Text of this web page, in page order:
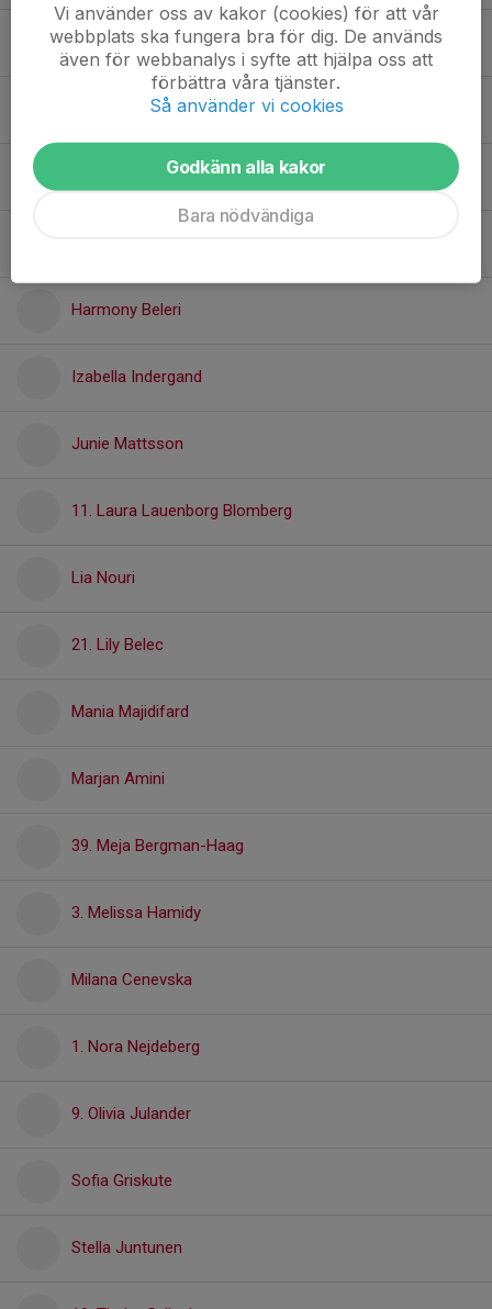
Emmeli Montgomery
Engla Johansen
29. Frida Lundgren
Harmony Beleri
Izabella Indergand
Junie Mattsson
11. Laura Lauenborg Blomberg
Lia Nouri
21. Lily Belec
Mania Majidifard
Marjan Amini
39. Meja Bergman-Haag
3. Melissa Hamidy
Milana Cenevska
1. Nora Nejdeberg
9. Olivia Julander
Sofia Griskute
Stella Juntunen
Vi använder oss av kakor (cookies) för att vår
webbplats ska fungera bra för dig. De används
även för webbanalys i syfte att hjälpa oss att
förbättra våra tjänster.
Så använder vi cookies
Godkänn alla kakor
Bara nödvändiga